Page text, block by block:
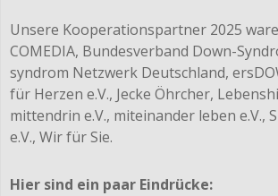
Unsere Kooperationspartner 2025
COMEDIA, Bundesverband Down-
syndrom Netzwerk Deutschland,
für Herzen e.V., Jecke Öhrcher,
mittendrin e.V., miteinander leben e.V.,
e.V., Wir für Sie.
Hier sind ein paar Eindrücke: